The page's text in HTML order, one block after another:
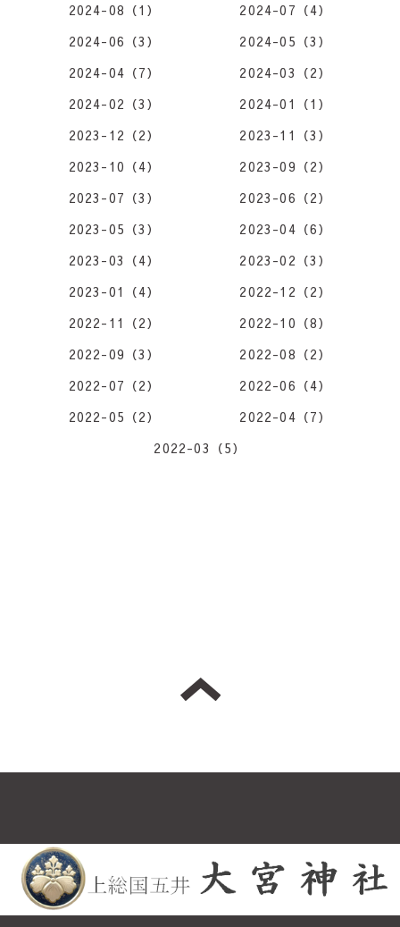
2024-08（1）
2024-07（4）
2024-06（3）
2024-05（3）
2024-04（7）
2024-03（2）
2024-02（3）
2024-01（1）
2023-12（2）
2023-11（3）
2023-10（4）
2023-09（2）
2023-07（3）
2023-06（2）
2023-05（3）
2023-04（6）
2023-03（4）
2023-02（3）
2023-01（4）
2022-12（2）
2022-11（2）
2022-10（8）
2022-09（3）
2022-08（2）
2022-07（2）
2022-06（4）
2022-05（2）
2022-04（7）
2022-03（5）